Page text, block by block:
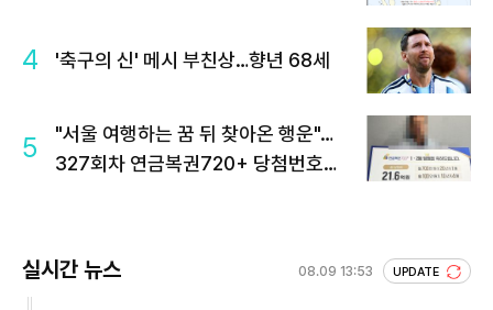
4 '축구의 신' 메시 부친상…향년 68세
5
"서울 여행하는 꿈 뒤 찾아온 행운"…
327회차 연금복권720+ 당첨번호조
실시간 뉴스 08.09 13:53 UPDATE